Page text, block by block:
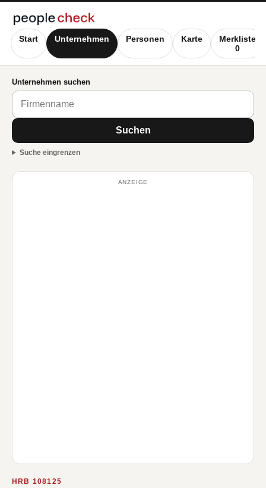
Start Unternehmen Personen Karte
Merkliste
0
Unternehmen suchen
Suchen
Suche eingrenzen
ANZEIGE
HRB 108125